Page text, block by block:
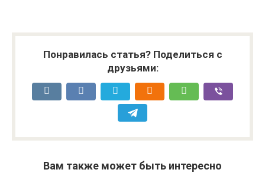
Понравилась статья? Поделиться с
друзьями:
Вам также может быть интересно